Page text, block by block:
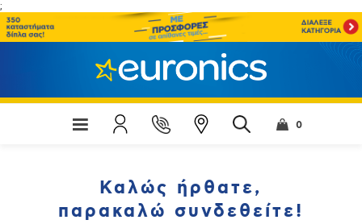
;
0
Καλώς ήρθατε,
παρακαλώ συνδεθείτε!